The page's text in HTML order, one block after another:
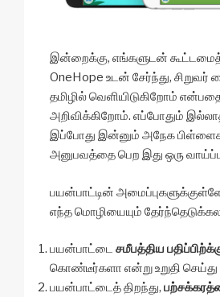
இன்றைக்கு, எங்களுடன்
OneHope உடன் சேர்ந்து,
தமிழில் வெளியிடுகிறோம்
அறிவிக்கிறோம். எப்போதும்
இப்போது இன்னும் அநேக
அனுபவத்தை பெற இது ஒரு
பயன்பாட்டின்
எந்த மொழியையும்
பயன்பாட்டை சமீபத்திய
கொண்டீர்களா என்று உறுதி
பயன்பாட்டைத் திறந்து,